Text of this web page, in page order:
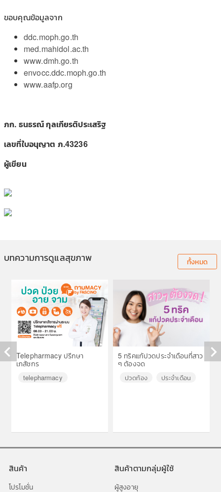
ขอบคุณข้อมูลจาก
ddc.moph.go.th
med.mahidol.ac.th
www.dmh.go.th
envocc.ddc.moph.go.th
www.aafp.org
ภก. ธนธรณ์ กุลเกียรติประเสริฐ
เลขที่ใบอนุญาต ภ.43236
ผู้เขียน
บทความการดูแลสุขภาพ ทั้งหมด
Telepharmacy ปรึกษา
เภสัชกร
telepharmacy
5 ทริคแก้ปวดประจำเดือนที่สาว
ๆ ต้องจด
ปวดท้อง ประจำเดือน
สินค้า
โปรโมชั่น
สินค้าตามกลุ่มผู้ใช้
ผู้สูงอายุ